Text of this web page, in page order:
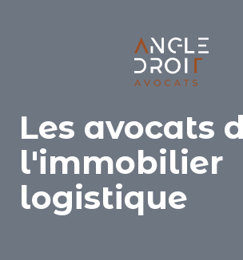
Les avocats
l'immobilier
logistique